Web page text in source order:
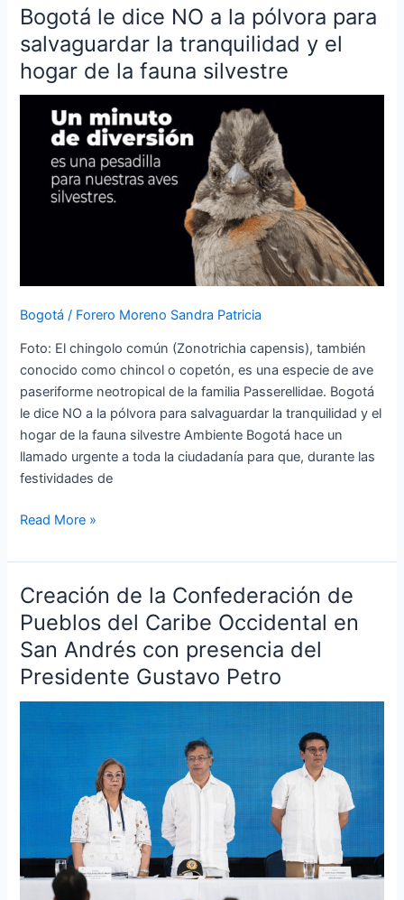
Bogotá le dice NO a la pólvora para
salvaguardar la tranquilidad y el
hogar de la fauna silvestre
Bogotá / Forero Moreno Sandra Patricia
Foto: El chingolo común (Zonotrichia capensis), también
conocido como chincol o copetón, es una especie de ave
paseriforme neotropical de la familia Passerellidae. Bogotá
le dice NO a la pólvora para salvaguardar la tranquilidad y el
hogar de la fauna silvestre Ambiente Bogotá hace un
llamado urgente a toda la ciudadanía para que, durante las
festividades de
Bogotá
dice
NO
a
pólvora
salvaguardar
de
Read More »
Creación de la Confederación de
Pueblos del Caribe Occidental en
San Andrés con presencia del
Presidente Gustavo Petro
Creación
de
la
Confederación
de
Pueblos
presencia